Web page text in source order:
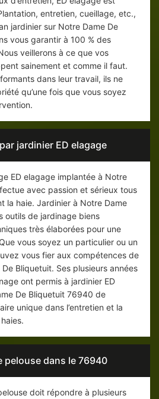
entretien, cueillage, etc.,
jardinier sur Notre Dame De
vous garantir à 100 % des
veillerons à ce que vos
sainement et comme il faut.
dans leur travail, ils ne
qu’une fois que vous soyez
jardinier ED elagage
ED elagage implantée à Notre
avec passion et sérieux tous
la haie. Jardinier à Notre Dame
outils de jardinage biens
très élaborées pour une
vous soyez un particulier ou un
vous fier aux compétences de
Bliquetuit. Ses plusieurs années
ont permis à jardinier ED
De Bliquetuit 76940 de
unique dans l’entretien et la
pelouse dans le 76940
doit répondre à plusieurs